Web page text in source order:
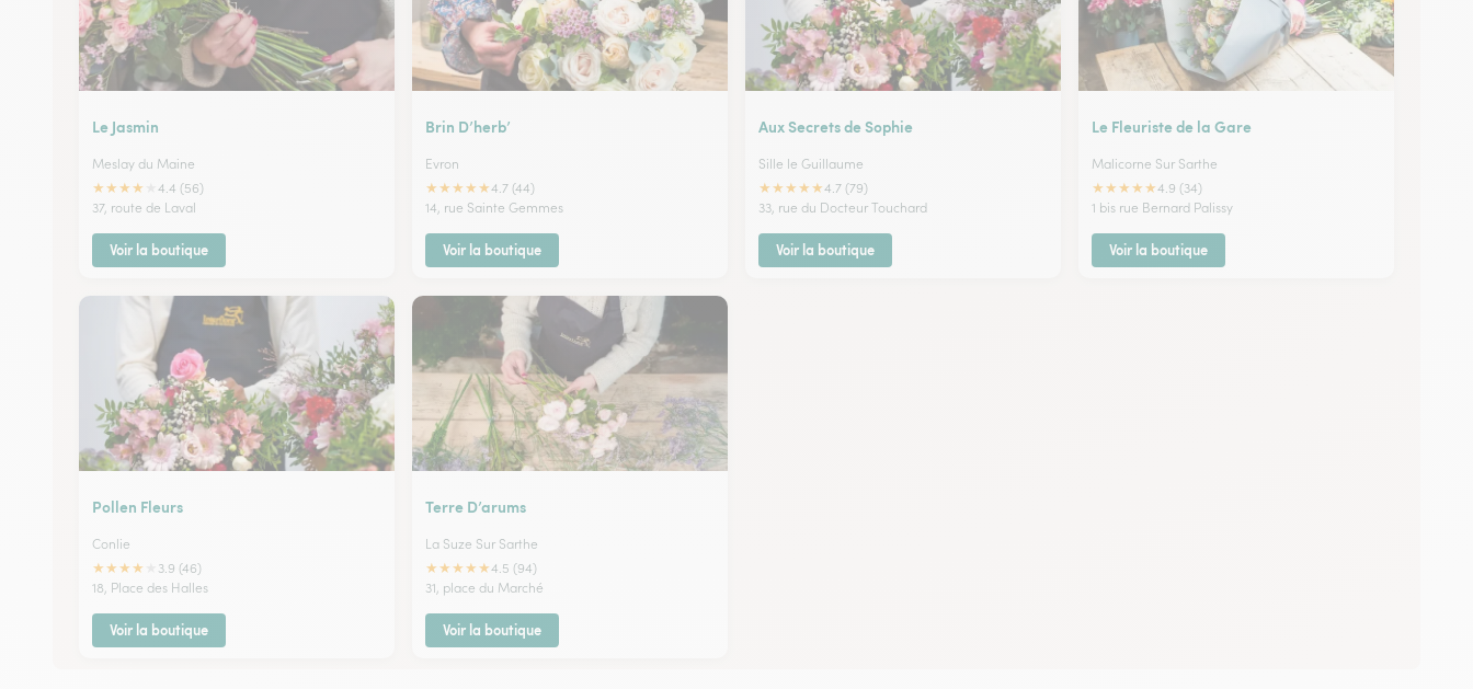
Le Jasmin
Meslay du Maine
★★★★
4.4 (56)
37, route de Laval
Voir la boutique
Brin D’herb’
Evron
★★★★★4.7 (44)
14, rue Sainte Gemmes
Voir la boutique
Aux Secrets de Sophie
Sille le Guillaume
★★★★★4.7 (79)
33, rue du Docteur Touchard
Voir la boutique
Le Fleuriste de la Gare
Malicorne Sur Sarthe
★★★★★4.9 (34)
1 bis rue Bernard Palissy
Voir la boutique
Pollen Fleurs
Conlie
★★★★
3.9 (46)
18, Place des Halles
Voir la boutique
Terre D’arums
La Suze Sur Sarthe
★★★★★4.5 (94)
31, place du Marché
Voir la boutique